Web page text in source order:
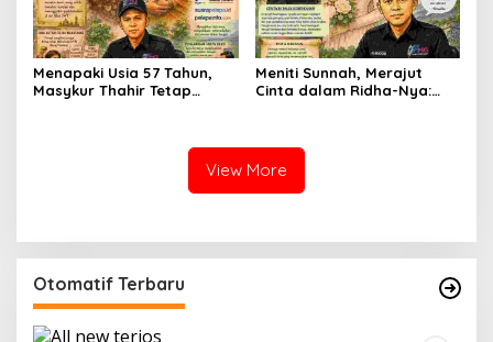
Menapaki Usia 57 Tahun,
Masykur Thahir Tetap
Meniti Sunnah, Merajut
Cinta dalam Ridha-Nya:
View More
Otomatif Terbaru